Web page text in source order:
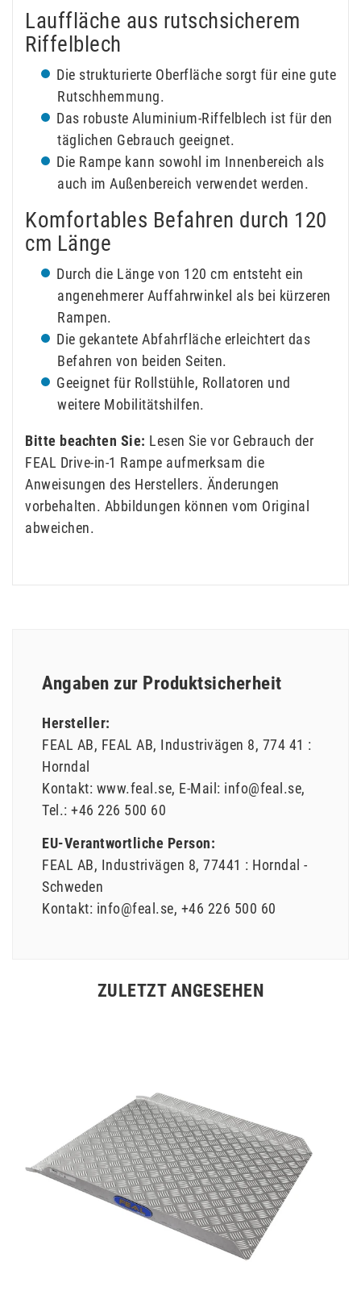
Lauffläche aus rutschsicherem
Riffelblech
Die strukturierte Oberfläche sorgt für eine gute
Rutschhemmung.
Das robuste Aluminium-Riffelblech ist für den
täglichen Gebrauch geeignet.
Die Rampe kann sowohl im Innenbereich als
auch im Außenbereich verwendet werden.
Komfortables Befahren durch 120
cm Länge
Durch die Länge von 120 cm entsteht ein
angenehmerer Auffahrwinkel als bei kürzeren
Rampen.
Die gekantete Abfahrfläche erleichtert das
Befahren von beiden Seiten.
Geeignet für Rollstühle, Rollatoren und
weitere Mobilitätshilfen.
Bitte beachten Sie: Lesen Sie vor Gebrauch der
FEAL Drive-in-1 Rampe aufmerksam die
Anweisungen des Herstellers. Änderungen
vorbehalten. Abbildungen können vom Original
abweichen.
Angaben zur Produktsicherheit
Hersteller:
FEAL AB FEAL AB Industrivägen 8 774 41 :
Horndal
Kontakt: www.feal.se E-Mail: info@feal.se
Tel.: +46 226 500 60
EU-Verantwortliche Person:
FEAL AB Industrivägen 8 77441 : Horndal
Schweden
Kontakt: info@feal.se +46 226 500 60
ZULETZT ANGESEHEN